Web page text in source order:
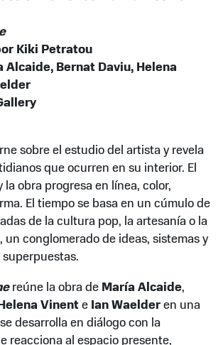
Kiki Petratou
Bernat Daviu, Helena
sobre el estudio del artista y revela
que ocurren en su interior. El
la obra progresa en línea, color,
El tiempo se basa en un cúmulo de
de la cultura pop, la artesanía o la
un conglomerado de ideas, sistemas y
reúne la obra de María Alcaide,
Helena Vinent e Ian Waelder en una
desarrolla en diálogo con la
reacciona al espacio presente,